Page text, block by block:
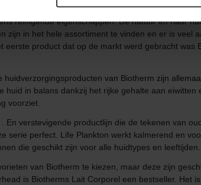
reinigende eigenschappen. De natuur en haar
zijn in het hele assortiment te vinden en er is
product dat op de markt werd gebracht
van Biotherm zijn
in balans dankzij het rijke gehalte aan
voorziet.
verstevigende productlijn die de tekenen van
serie perfect. Life Plankton werkt kalmerend en
die geschikt zijn voor alle huidtypes en leeftijden.
van Biotherm te kiezen, maar deze zijn
is Biotherms Lait Corporel een bestseller. Het